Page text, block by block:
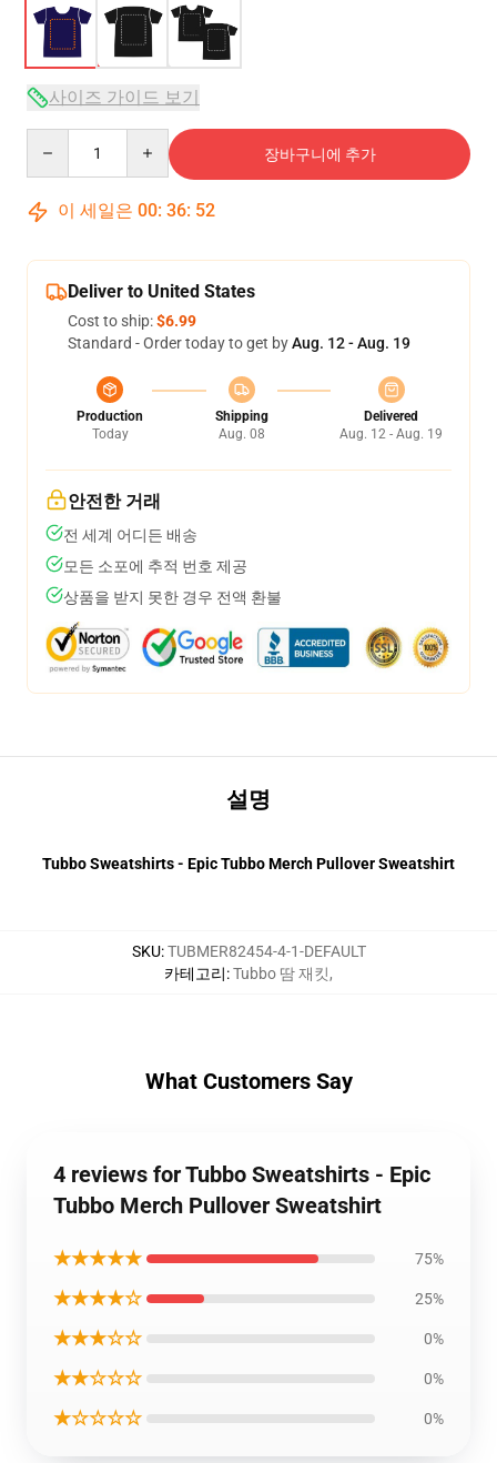
사이즈 가이드 보기
장바구니에 추가
이 세일은 00: 36: 51
Deliver to United States
Cost to ship:$6.99
Standard - Order today to get byAug. 12 - Aug. 19
Production
Today
Shipping
Aug. 08
Delivered
Aug. 12 - Aug. 19
안전한 거래
전 세계 어디든 배송
모든 소포에 추적 번호 제공
상품을 받지 못한 경우 전액 환불
설명
Tubbo Sweatshirts - Epic Tubbo Merch Pullover Sweatshirt
SKU:TUBMER82454-4-1-DEFAULT
카테고리:Tubbo 땀 재킷,
What Customers Say
4 reviews for Tubbo Sweatshirts - Epic
Tubbo Merch Pullover Sweatshirt
★★★★★ 75%
★★★★☆ 25%
★★★☆☆ 0%
★★☆☆☆ 0%
★☆☆☆☆ 0%